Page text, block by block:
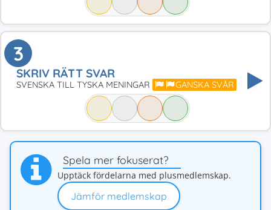
3
SKRIV RÄTT SVAR
SVENSKA TILL TYSKA MENINGAR GANSKA SVÅR
Spela mer fokuserat?
Upptäck fördelarna med plusmedlemskap.
Jämför medlemskap